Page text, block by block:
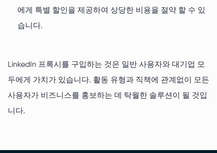
에게 특별 할인을 제공하여 상당한 비용을 절약 할 수 있
습니다.
LinkedIn 프록시를 구입하는 것은 일반 사용자와 대기업 모
두에게 가치가 있습니다. 활동 유형과 직책에 관계없이 모든
사용자가 비즈니스를 홍보하는 데 탁월한 솔루션이 될 것입
니다.